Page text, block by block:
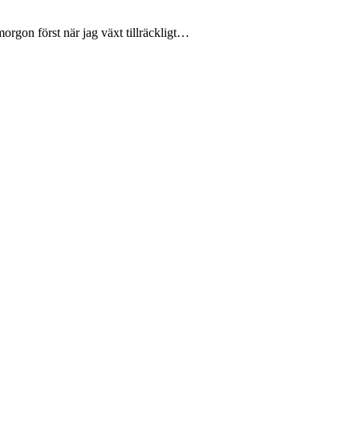
först när jag växt tillräckligt…